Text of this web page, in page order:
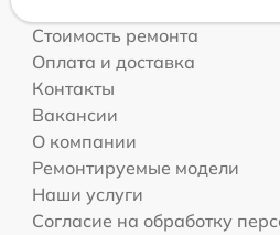
Стоимость ремонта
Оплата и доставка
Контакты
Вакансии
О компании
Ремонтируемые модели
Наши услуги
Согласие на обработку